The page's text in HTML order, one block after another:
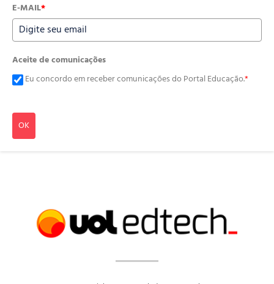
E-MAIL*
Aceite de comunicações
Eu concordo em receber comunicações do Portal Educação.*
OK